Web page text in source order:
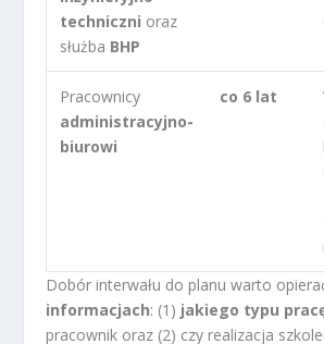
techniczni oraz
służba BHP
Pracownicy
administracyjno-
biurowi
co 6 lat
Dobór interwału do planu warto
informacjach: (1) jakiego typu
pracownik oraz (2) czy realizacja